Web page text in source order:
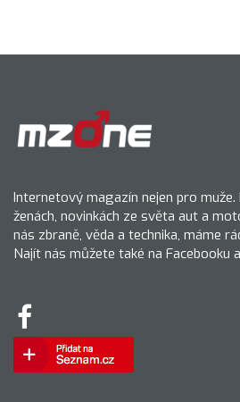
Internetový magazín nejen pro muže.
ženách, novinkách ze světa aut a
nás zbraně, věda a technika, máme
Najít nás můžete také na Facebooku